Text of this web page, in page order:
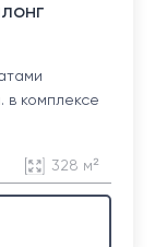
в комплексе
328 м²